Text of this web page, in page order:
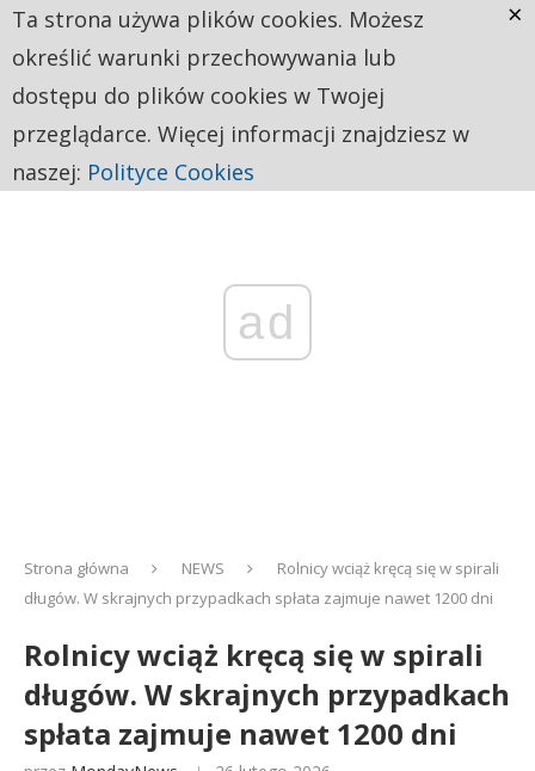
ad
Strona główna NEWS
Rolnicy wciąż kręcą się w spirali
długów. W skrajnych przypadkach spłata zajmuje nawet 1200 dni
Rolnicy wciąż kręcą się w spirali
długów. W skrajnych przypadkach
spłata zajmuje nawet 1200 dni
Ta strona używa plików cookies. Możesz
określić warunki przechowywania lub
dostępu do plików cookies w Twojej
przeglądarce. Więcej informacji znajdziesz w
naszej: Polityce Cookies
×